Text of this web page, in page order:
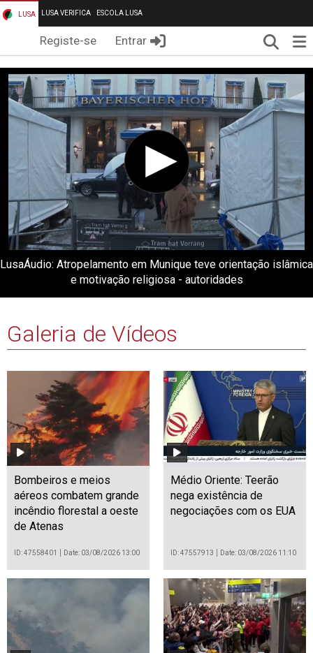
LUSA LUSA VERIFICA ESCOLA LUSA
Registe-se Entrar
LusaÁudio: Atropelamento em Munique teve orientação islâmica
e motivação religiosa - autoridades
Galeria de Vídeos
Bombeiros e meios
aéreos combatem grande
incêndio florestal a oeste
de Atenas
ID: 47558401 Date: 03/08/2026 13:00
Médio Oriente: Teerão
nega existência de
negociações com os EUA
ID: 47557913 Date: 03/08/2026 11:10